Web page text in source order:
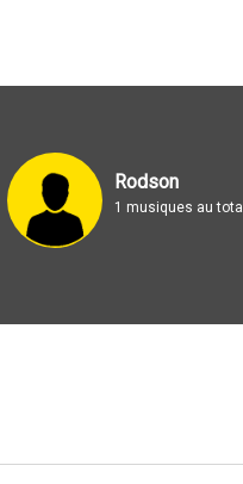
Rodson
1 musiques au total